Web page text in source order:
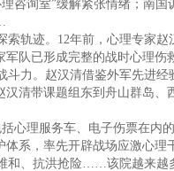
咨询室”缓解紧张情绪；南
轨迹。12年前，心理专家赵
队已形成完整的战时心理伤
力。赵汉清借鉴外军先进经
汉清带课题组东到舟山群岛
心理服务车、电子伤票在内
体系，率先开辟战场应激心理
、抗洪抢险……该院越来越